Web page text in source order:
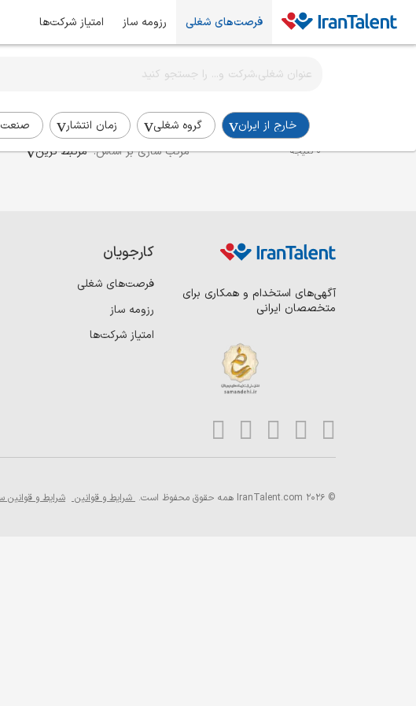
فرصت‌های شغلی رزومه ساز امتیاز شرکت‌ها
خارج از ایران گروه شغلی زمان انتشار صنعت
اطلاع‌رسانی شغلی را برای این جستجو فعال کنید
استخدام برنامه‌نویس Java در خارج-از-ایران
0 نتیجه مرتب سازی بر اساس: مرتبط ترین
آگهی‌های استخدام و همکاری برای
متخصصان ایرانی
کارجویان
فرصت‌های شغلی
رزومه ساز
امتیاز شرکت‌ها
© 2026 IranTalent.com همه حقوق محفوظ است. شرایط و قوانین شرایط و